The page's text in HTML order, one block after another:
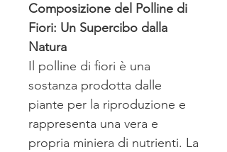
Composizione del Polline di
Fiori: Un Supercibo dalla
Natura
Il polline di fiori è una
sostanza prodotta dalle
piante per la riproduzione e
rappresenta una vera e
propria miniera di nutrienti. La